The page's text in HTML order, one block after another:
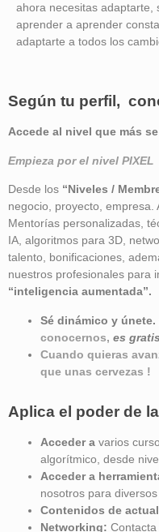
ahora necesitas adaptarte,
aprender a aprender
adaptarte a todos los
Según tu perfil,
Accede al nivel que más
Empieza por el nivel
Desde los “Niveles /
negocio, proyecto,
Mentorías personalizadas,
IA, algoritmos para 3D,
talento, bonificaciones,
nuestros profesionales para
“inteligencia aumentada”.
Sé dinámico y únete.
conocernos, es
Cuando quieras
que unas cervezas !
Aplica el poder de
Acceder a varios
algorítmico, desde
Acceder a
nosotros para diversos
Contenidos de
Networking: